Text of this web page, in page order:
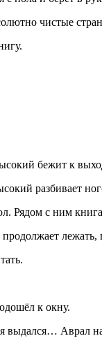
чистые
бежит к
разбивает
Рядом с ним
к окну.
выдался… Аврал